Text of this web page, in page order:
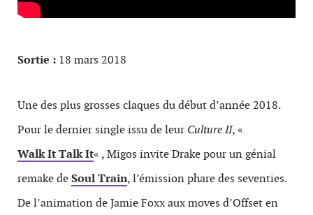
Sortie : 18 mars 2018
Une des plus grosses claques du début d’année 2018.
Pour le dernier single issu de leur Culture II, «
Walk It Talk It« , Migos invite Drake pour un génial
remake deSoul Train, l’émission phare des seventies.
De l’animation de Jamie Foxx aux moves d’Offset en